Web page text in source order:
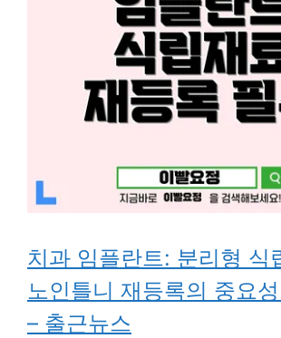
치과 임플란트: 분리형 식
노인틀니 재등록의 중요
– 출근뉴스